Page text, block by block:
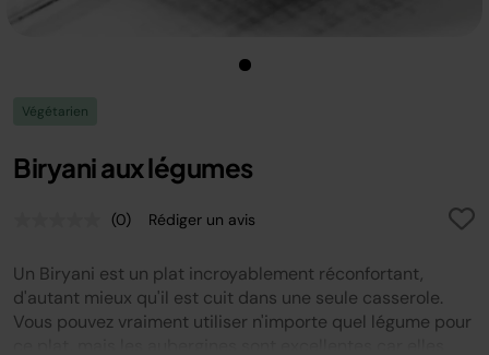
Végétarien
Biryani aux légumes
Aucune
notation.
Lien
sur
la
(0) Rédiger un avis
Un Biryani est un plat incroyablement réconfortant,
d'autant mieux qu'il est cuit dans une seule casserole.
Vous pouvez vraiment utiliser n'importe quel légume pour